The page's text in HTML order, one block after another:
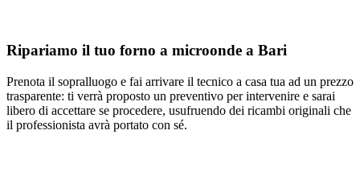
Ripariamo il tuo forno a microonde a Bari
Prenota il sopralluogo e fai arrivare il tecnico a casa tua ad un prezzo
trasparente: ti verrà proposto un preventivo per intervenire e sarai
libero di accettare se procedere, usufruendo dei ricambi originali che
il professionista avrà portato con sé.